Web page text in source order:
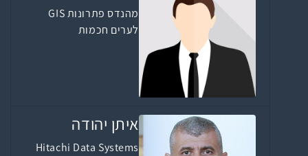
מהנדס פתרונות GIS
לערים חכמות
איתן יהודה
Hitachi Data Systems